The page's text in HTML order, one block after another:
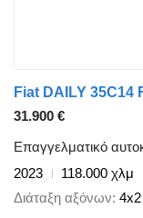
31.900 €
Επαγγελματικό
2023
118.000 χλμ
Διάταξη αξόνων 4x2